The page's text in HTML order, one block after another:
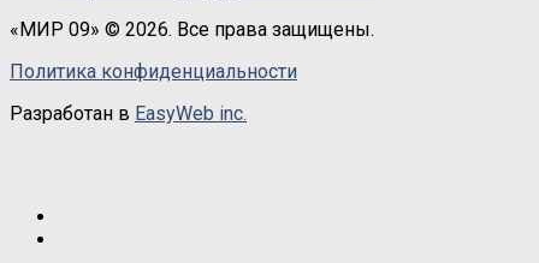
«МИР 09» © 2026. Все права защищены.
Политика конфиденциальности
Разработан в EasyWeb inc.